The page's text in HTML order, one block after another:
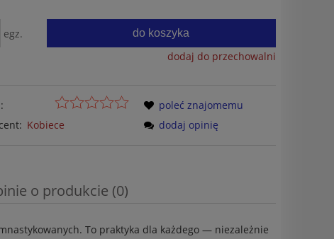
egz. do koszyka
dodaj do przechowalni
Kobiece
poleć znajomemu
dodaj opinię
o produkcie (0)
To praktyka dla każdego — niezależnie